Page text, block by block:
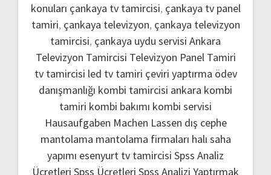
konuları çankaya tv tamircisi, çankaya tv panel
tamiri, çankaya televizyon, çankaya televizyon
tamircisi, çankaya uydu servisi Ankara
Televizyon Tamircisi Televizyon Panel Tamiri
tv tamircisi led tv tamiri çeviri yaptırma ödev
danışmanlığı kombi tamircisi ankara kombi
tamiri kombi bakımı kombi servisi
Hausaufgaben Machen Lassen dış cephe
mantolama mantolama firmaları halı saha
yapımı esenyurt tv tamircisi Spss Analiz
Ücretleri Spss Ücretleri Spss Analizi Yaptırmak